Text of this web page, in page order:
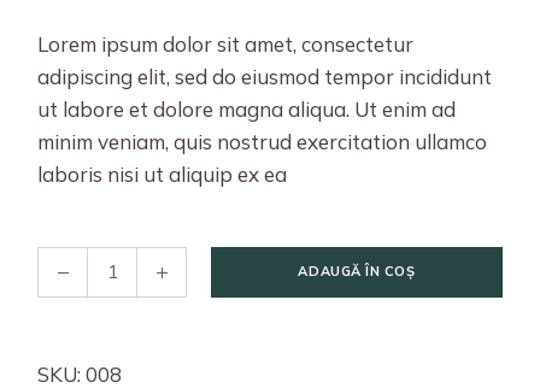
Lorem ipsum dolor sit amet, consectetur
adipiscing elit, sed do eiusmod tempor incididunt
ut labore et dolore magna aliqua. Ut enim ad
minim veniam, quis nostrud exercitation ullamco
laboris nisi ut aliquip ex ea
ADAUGĂ ÎN COȘ
SKU: 008